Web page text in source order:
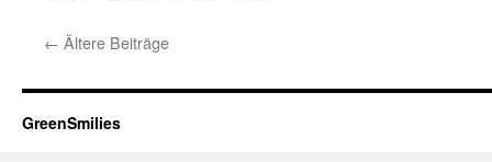
← Ältere Beiträge
GreenSmilies